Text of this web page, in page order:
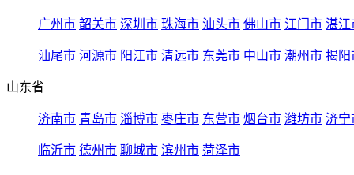
广州市 韶关市 深圳市 珠海市 汕头市 佛山市 江门市 湛江
汕尾市 河源市 阳江市 清远市 东莞市 中山市 潮州市 揭阳
山东省
济南市 青岛市 淄博市 枣庄市 东营市 烟台市 潍坊市 济宁
临沂市 德州市 聊城市 滨州市 菏泽市